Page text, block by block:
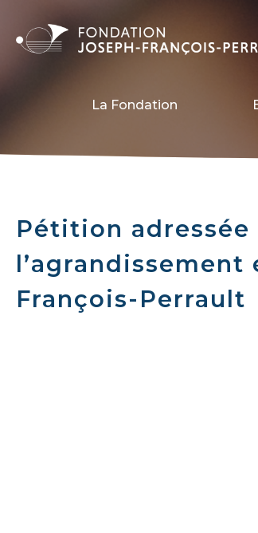
La Fondation
Pétition
François-Perrault